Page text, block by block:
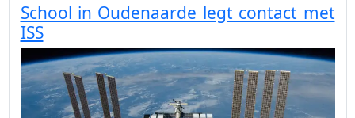
School in Oudenaarde legt contact met
ISS